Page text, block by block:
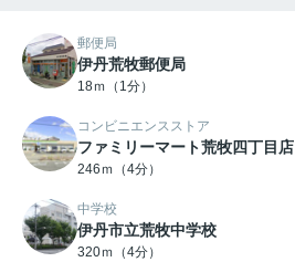
郵便局
伊丹荒牧郵便局
18ｍ（1分）
コンビニエンスストア
ファミリーマート荒牧四丁目店
246ｍ（4分）
中学校
伊丹市立荒牧中学校
320ｍ（4分）